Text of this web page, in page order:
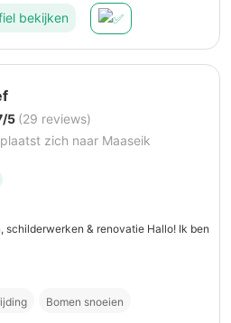
bekijken
5 (29 reviews)
zich naar Maaseik
schilderwerken & renovatie Hallo! Ik ben
Bomen snoeien